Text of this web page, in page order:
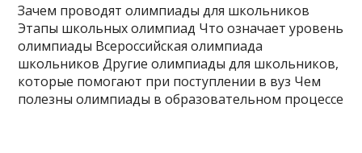
Зачем проводят олимпиады для школьников
Этапы школьных олимпиад Что означает уровень
олимпиады Всероссийская олимпиада
школьников Другие олимпиады для школьников,
которые помогают при поступлении в вуз Чем
полезны олимпиады в образовательном процессе